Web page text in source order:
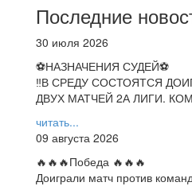
Последние
30 июля 2026
⚽НАЗНАЧЕНИЯ СУДЕЙ⚽
‼В СРЕДУ СОСТОЯТСЯ
ДВУХ МАТЧЕЙ 2А ЛИГИ.
читать...
09 августа 2026
🔥🔥🔥Победа 🔥🔥🔥
Доиграли матч против